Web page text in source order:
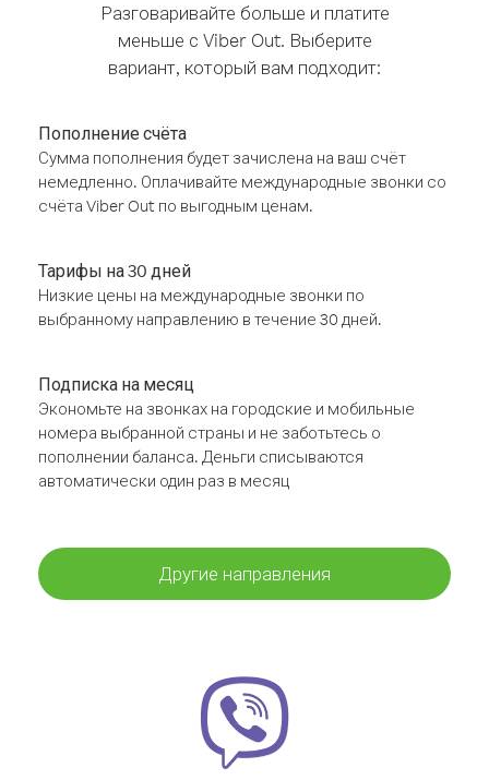
Разговаривайте больше и платите
меньше с Viber Out. Выберите
вариант, который вам подходит:
Пополнение счёта
Сумма пополнения будет зачислена на ваш счёт
немедленно. Оплачивайте международные звонки со
счёта Viber Out по выгодным ценам.
Тарифы на 30 дней
Низкие цены на международные звонки по
выбранному направлению в течение 30 дней.
Подписка на месяц
Экономьте на звонках на городские и мобильные
номера выбранной страны и не заботьтесь о
пополнении баланса. Деньги списываются
автоматически один раз в месяц
Другие направления